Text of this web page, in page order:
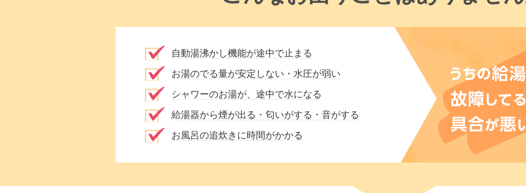
自動湯沸かし機能が途中で止まる
お湯のでる量が安定しない・水圧が弱い
シャワーのお湯が、途中で水になる
給湯器から煙が出る・匂いがする・音がする
お風呂の追炊きに時間がかかる